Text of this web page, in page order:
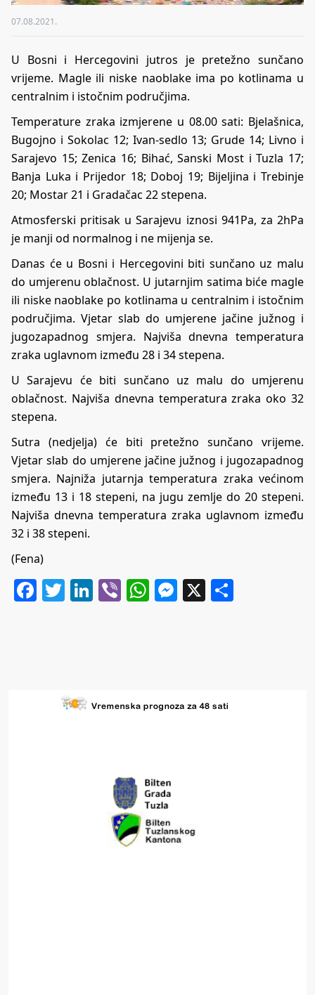
07.08.2021.
U Bosni i Hercegovini jutros je pretežno sunčano
vrijeme. Magle ili niske naoblake ima po kotlinama u
centralnim i istočnim područjima.
Temperature zraka izmjerene u 08.00 sati: Bjelašnica,
Bugojno i Sokolac 12; Ivan-sedlo 13; Grude 14; Livno i
Sarajevo 15; Zenica 16; Bihać, Sanski Most i Tuzla 17;
Banja Luka i Prijedor 18; Doboj 19; Bijeljina i Trebinje
20; Mostar 21 i Gradačac 22 stepena.
Atmosferski pritisak u Sarajevu iznosi 941Pa, za 2hPa
je manji od normalnog i ne mijenja se.
Danas će u Bosni i Hercegovini biti sunčano uz malu
do umjerenu oblačnost. U jutarnjim satima biće magle
ili niske naoblake po kotlinama u centralnim i istočnim
područjima. Vjetar slab do umjerene jačine južnog i
jugozapadnog smjera. Najviša dnevna temperatura
zraka uglavnom između 28 i 34 stepena.
U Sarajevu će biti sunčano uz malu do umjerenu
oblačnost. Najviša dnevna temperatura zraka oko 32
stepena.
Sutra (nedjelja) će biti pretežno sunčano vrijeme.
Vjetar slab do umjerene jačine južnog i jugozapadnog
smjera. Najniža jutarnja temperatura zraka većinom
između 13 i 18 stepeni, na jugu zemlje do 20 stepeni.
Najviša dnevna temperatura zraka uglavnom između
32 i 38 stepeni.
(Fena)
Facebook
Twitter
LinkedIn
ViberWhatsApp
Messenger
X